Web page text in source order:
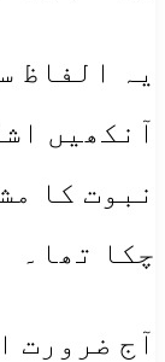
یہ الفاظ
آنکھیں
نبوت کا
چکا تھا۔
آج ضرورت